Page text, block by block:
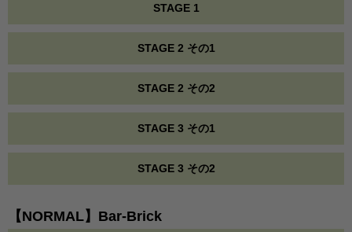
STAGE 1
STAGE 2 その1
STAGE 2 その2
STAGE 3 その1
STAGE 3 その2
【NORMAL】Bar-Brick